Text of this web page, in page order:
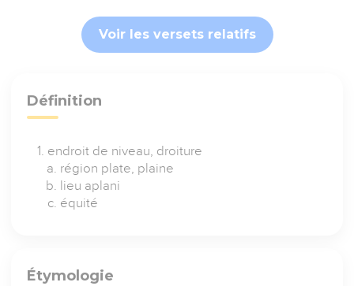
Voir les versets relatifs
Définition
endroit de niveau, droiture
région plate, plaine
lieu aplani
équité
Étymologie